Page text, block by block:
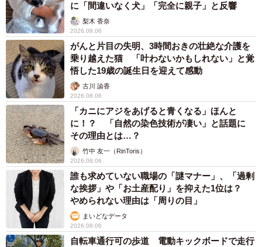
に「間違いなく犬」「完全に親子」と反響
梨木 香奈
2026.08.06
がんと片目の失明、3時間おきの壮絶な介護を
乗り越えた猫 「叶わないかもしれない」と覚
悟した19歳の誕生日を迎えて感動
古川 諭香
2026.08.06
「カニにアジをあげると青くなる」ほんと
に！？ 「自然の染色技術が凄い」と話題に
その理由とは…？
竹中 友一（RinToris）
2026.08.06
誰も求めていない職場の「謎マナー」、「過剰
な挨拶」や「お土産配り」を抑えた1位は？
やめられない理由は「周りの目」
まいどなデータ
2026.08.06
自転車通行可の歩道 電動キックボードで走行